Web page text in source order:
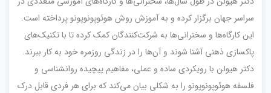
سراسر جهان برگزار کرده و به آموزش روش هوئوپونوپونو پرداخته است.
این کارگاه‌ها و سخنرانی‌ها به شرکت‌کنندگان کمک کرده تا با تکنیک‌های
پاکسازی ذهنی آشنا شوند و آن‌ها را در زندگی روزمره خود به کار ببرند.
دکتر هیولن با رویکردی ساده و عملی، مفاهیم پیچیده روانشناسی و
فلسفه هوئوپونوپونو را به شکلی بیان می‌کند که برای هر فردی قابل درک